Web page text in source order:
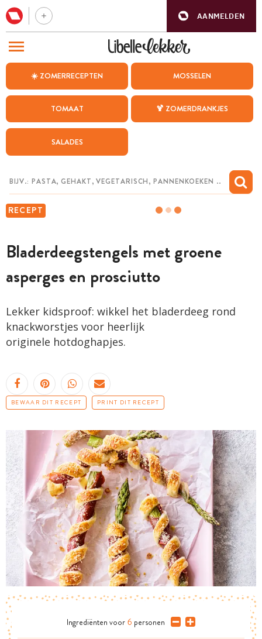
AANMELDEN
☀️ ZOMERRECEPTEN MOSSELEN
TOMAAT 🍹 ZOMERDRANKJES
SALADES
RECEPT
Bladerdeegstengels met groene
asperges en prosciutto
Lekker kidsproof: wikkel het bladerdeeg rond
knackworstjes voor heerlijk
originele hotdoghapjes.
BEWAAR DIT RECEPT PRINT DIT RECEPT
Ingrediënten voor 6 personen
BEZOEK ONZE ANDERE WEBSITES
WEEKMENU
CHAT MET MAIA
MIJN BEWAARDE RECEPTEN